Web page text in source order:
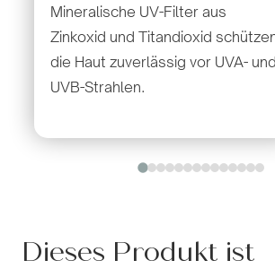
Mineralische UV-Filter aus
Zinkoxid und Titandioxid
die Haut zuverlässig vor UVA- und
UVB-Strahlen.
Dieses Produkt ist